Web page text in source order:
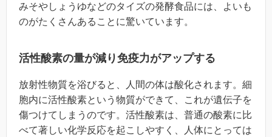
みそやしょうゆなどのタイズの発酵食品には、よいも
のがたくさんあることに驚いています。
活性酸素の量が減り免疫力がアップする
放射性物質を浴びると、人間の体は酸化されます。細
胞内に活性酸素という物質ができて、これが遺伝子を
傷つけてしまうのです。活性酸素は、普通の酸素に比
べて著しい化学反応を起こしやすく、人体にとっては